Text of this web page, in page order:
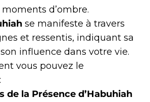
d’ombre.
se manifeste à travers
et ressentis, indiquant sa
influence dans votre vie.
vous pouvez le
de la Présence d’Habuhiah